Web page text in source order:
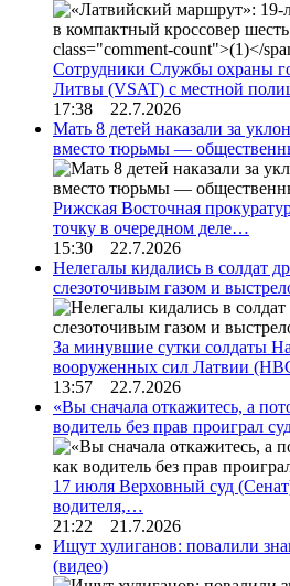
Сотрудники Службы охраны
Литвы (VSAT) с местной
17:38 22.7.2026
Мать 8 детей наказали за
вместо тюрьмы —
Рижская Восточная
точку в очередном деле…
15:30 22.7.2026
Нелегалы кидались в солдат
слезоточивым газом и
За минувшие сутки солдаты
вооруженных сил Латвии
13:57 22.7.2026
«Вы сначала откажитесь, а
водитель без прав проиграл
17 июля Верховный суд
водителя,…
21:22 21.7.2026
Ищут хулиганов: повалили
(видео)